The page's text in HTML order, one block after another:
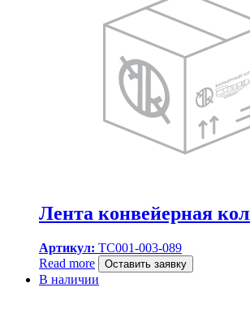
Лента конвейерная
Артикул: TC001-003-089
Read more
Оставить заявку
В наличии